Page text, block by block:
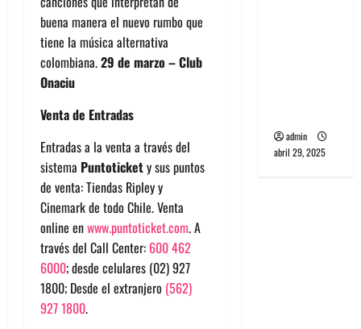
buena manera el nuevo rumbo que
tiene la música alternativa
colombiana.29 de marzo – Club
Onaciu
Venta de Entradas
Entradas a la venta a través del
sistema Puntotickety sus puntos
de venta: Tiendas Ripley y
Cinemark de todo Chile. Venta
online enwww.puntoticket.com. A
través del Call Center: 600 462
6000; desde celulares (02) 927
1800; Desde el extranjero (562)
927 1800.
admin
abril 29, 2025